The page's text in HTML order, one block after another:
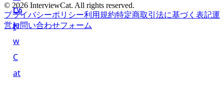
© 2026 InterviewCat. All rights reserved.
プライバシーポリシー利用規約特定商取引法に基づく表記運
営お問い合わせフォーム